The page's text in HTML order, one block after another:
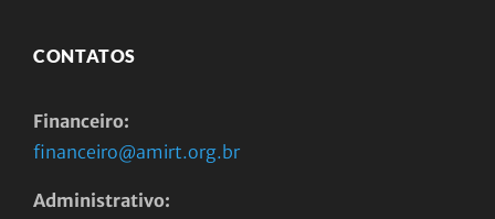
CONTATOS
Financeiro:
financeiro@amirt.org.br
Administrativo: